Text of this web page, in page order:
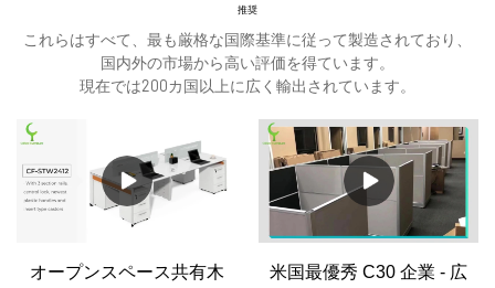
推奨
これらはすべて、最も厳格な国際基準に従って製造されており、
国内外の市場から高い評価を得ています。
現在では200カ国以上に広く輸出されています。
オープンスペース共有木
米国最優秀 C30 企業 - 広